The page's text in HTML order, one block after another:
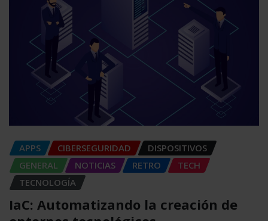
APPS CIBERSEGURIDAD
DISPOSITIVOS
GENERAL
NOTICIAS RETRO
TECH
TECNOLOGÍA
IaC: Automatizando la creación de